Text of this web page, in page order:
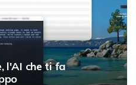
l'AI che ti fa